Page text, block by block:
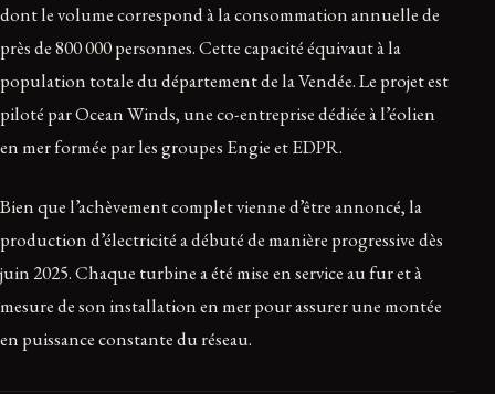
dont le volume correspond à la consommation annuelle de
près de 800 000 personnes. Cette capacité équivaut à la
population totale du département de la Vendée. Le projet est
piloté par Ocean Winds, une co-entreprise dédiée à l’éolien
en mer formée par les groupes Engie et EDPR.
Bien que l’achèvement complet vienne d’être annoncé, la
production d’électricité a débuté de manière progressive dès
juin 2025. Chaque turbine a été mise en service au fur et à
mesure de son installation en mer pour assurer une montée
en puissance constante du réseau.